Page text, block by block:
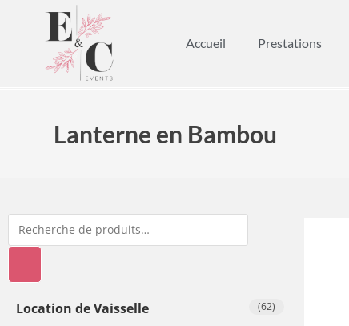
Accueil Prestations
Lanterne en Bambou
Location de Vaisselle (62)